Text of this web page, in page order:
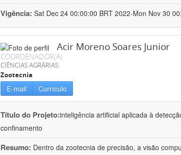
Vigência: Sat Dec 24 00:00:00 BRT 2022-Mon Nov 30
Acir Moreno Soares Junior
COORDENADOR(A)
CIÊNCIAS AGRÁRIAS
Zootecnia
E-mail Currículo
Título do Projeto:inteligência artificial aplicada à
confinamento
Resumo: Dentro da zootecnia de precisão, a visão